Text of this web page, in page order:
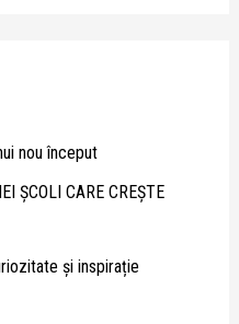
nou început
ȘCOLI CARE CREȘTE
și inspirație